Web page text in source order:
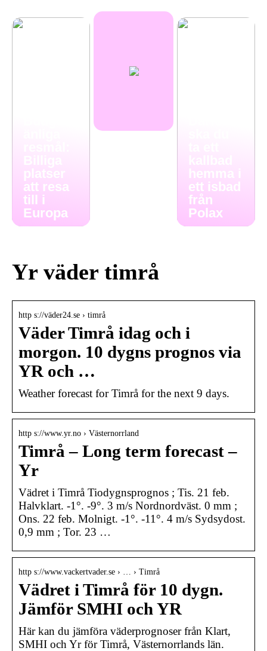
platser
att resa
till i
Europa
kallbad
hemma i
ett isbad
från
Polax
Yr väder timrå
http s://väder24.se › timrå
Väder Timrå idag och i
morgon. 10 dygns prognos via
YR och …
Weather forecast for Timrå for the next 9 days.
http s://www.yr.no › Västernorrland
Timrå – Long term forecast –
Yr
Vädret i Timrå Tiodygnsprognos ; Tis. 21 feb.
Halvklart. -1°. -9°. 3 m/s Nordnordväst. 0 mm ;
Ons. 22 feb. Molnigt. -1°. -11°. 4 m/s Sydsydost.
0,9 mm ; Tor. 23 …
http s://www.vackertvader.se › … › Timrå
Vädret i Timrå för 10 dygn.
Jämför SMHI och YR
Här kan du jämföra väderprognoser från Klart,
SMHI och Yr för Timrå, Västernorrlands län.